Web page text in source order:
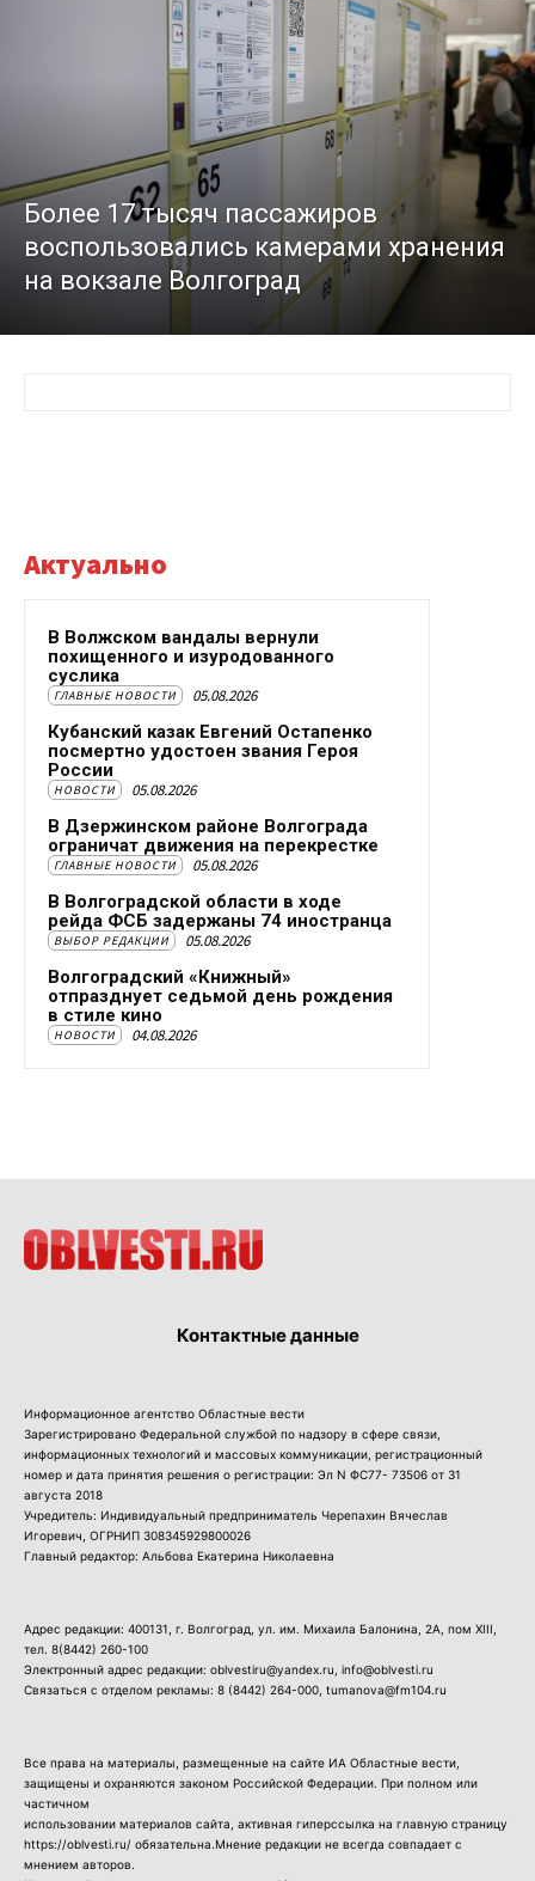
Более 17 тысяч пассажиров
воспользовались камерами хранения
на вокзале Волгоград
Актуально
В Волжском вандалы вернули
похищенного и изуродованного
суслика
ГЛАВНЫЕ НОВОСТИ 05.08.2026
Кубанский казак Евгений Остапенко
посмертно удостоен звания Героя
России
НОВОСТИ 05.08.2026
В Дзержинском районе Волгограда
ограничат движения на перекрестке
ГЛАВНЫЕ НОВОСТИ 05.08.2026
В Волгоградской области в ходе
рейда ФСБ задержаны 74 иностранца
ВЫБОР РЕДАКЦИИ 05.08.2026
Волгоградский «Книжный»
отпразднует седьмой день рождения
в стиле кино
НОВОСТИ 04.08.2026
Контактные данные
Информационное агентство Областные вести
Зарегистрировано Федеральной службой по надзору в сфере связи,
информационных технологий и массовых коммуникации, регистрационный
номер и дата принятия решения о регистрации: Эл N ФС77- 73506 от 31
августа 2018
Учредитель: Индивидуальный предприниматель Черепахин Вячеслав
Игоревич, ОГРНИП 308345929800026
Главный редактор: Альбова Екатерина Николаевна
Адрес редакции: 400131, г. Волгоград, ул. им. Михаила Балонина, 2А, пом XIII,
тел. 8(8442) 260-100
Электронный адрес редакции: oblvestiru@yandex.ru, info@oblvesti.ru
Связаться с отделом рекламы: 8 (8442) 264-000, tumanova@fm104.ru
Все права на материалы, размещенные на сайте ИА Областные вести,
защищены и охраняются законом Российской Федерации. При полном или
частичном
использовании материалов сайта, активная гиперссылка на главную страницу
https://oblvesti.ru/ обязательна.Мнение редакции не всегда совпадает с
мнением авторов.